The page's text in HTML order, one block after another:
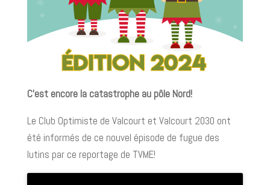
C’est encore la catastrophe au pôle Nord!
Le Club Optimiste de Valcourt et Valcourt 2030 ont
été informés de ce nouvel épisode de fugue des
lutins par ce reportage de TVME!